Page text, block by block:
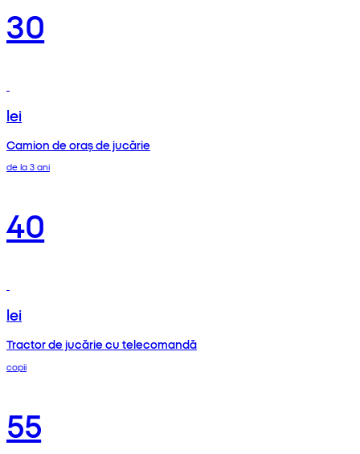
30
lei
Camion de oraș de jucărie
de la 3 ani
40
lei
Tractor de jucărie cu telecomandă
copii
55